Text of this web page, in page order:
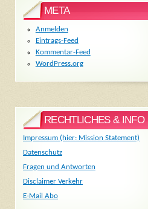
META
Anmelden
Eintrags-Feed
Kommentar-Feed
WordPress.org
RECHTLICHES & INFO
Impressum (hier: Mission Statement)
Datenschutz
Fragen und Antworten
Disclaimer Verkehr
E-Mail Abo